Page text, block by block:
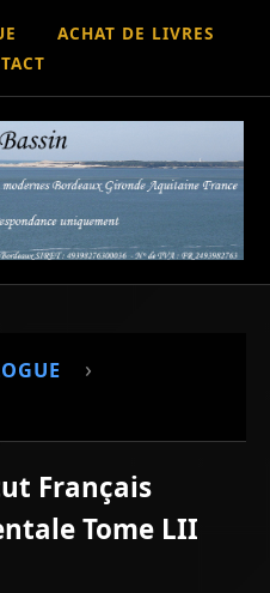
ACHAT DE LIVRES
›
Français
Tome LII